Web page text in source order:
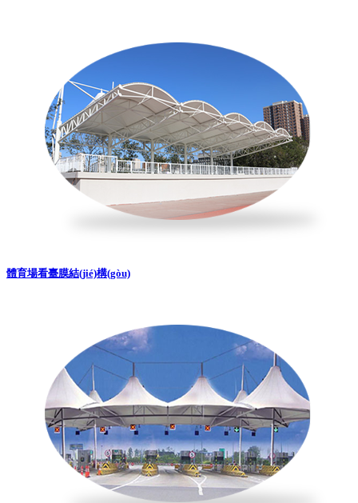
體育場看臺膜結(jié)構(gòu)